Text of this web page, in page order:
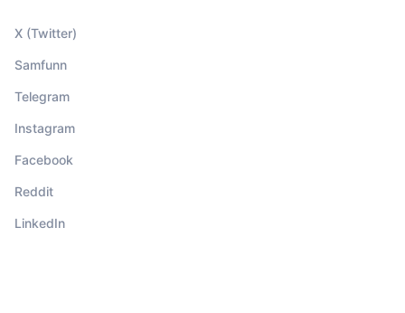
X (Twitter)
Samfunn
Telegram
Instagram
Facebook
Reddit
LinkedIn